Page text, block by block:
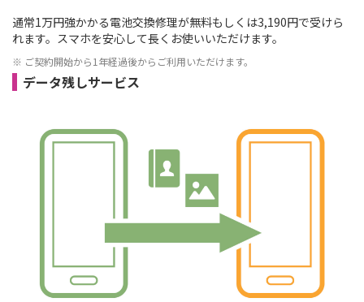
通常1万円強かかる電池交換修理が無料もしくは3,190円で受けら
れます。スマホを安心して長くお使いいただけます。
※ ご契約開始から1年経過後からご利用いただけます。
データ残しサービス